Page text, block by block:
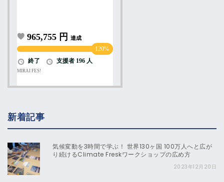
新着記事
気候変動を3時間で学ぶ！ 世界130ヶ国 100万人へと広が
り続けるClimate Freskワークショップの広め方
2023年12月20日